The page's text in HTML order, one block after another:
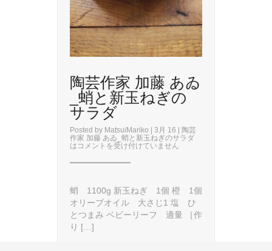
陶芸作家 加藤 あゐ
_蛸と新玉ねぎの
サラダ
Posted by MatsuiMariko | 3月 16 |
陶芸
作家 加藤 あゐ_蛸と新玉ねぎのサラダ
は コメントを受け付けていません
蛸 1100g 新玉ねぎ 1個 橙 1個
オリーブオイル 大さじ1 塩 ひ
とつまみ ベビーリーフ 適量 ［作
り […]